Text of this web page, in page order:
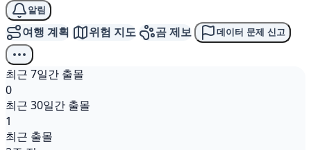
알림
여행 계획 위험 지도 곰 제보 데이터 문제 신고
최근 7일간 출몰
0
최근 30일간 출몰
1
최근 출몰